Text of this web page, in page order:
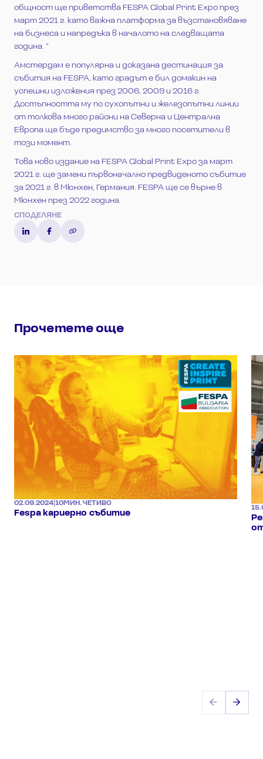
СПОДЕЛЯНЕ
общност ще приветства FESPA Global Print Expo през
март 2021 г. като важна платформа за възстановяване
на бизнеса и напредъка в началото на следващата
година. “
Амстердам е популярна и доказана дестинация за
събития на FESPA, като градът е бил домакин на
успешни изложения през 2006, 2009 и 2016 г.
Достъпността му по сухопътни и железопътни линии
от толкова много райони на Северна и Централна
Европа ще бъде предимство за много посетители в
този момент.
Това ново издание на FESPA Global Print Expo за март
2021 г. ще замени първоначално предвиденото събитие
за 2021 г. в Мюнхен, Германия. FESPA ще се върне в
Мюнхен през 2022 година.
Прочетете още
02.09.2024 10МИН. ЧЕТИВО
Fespa кариерно събитие